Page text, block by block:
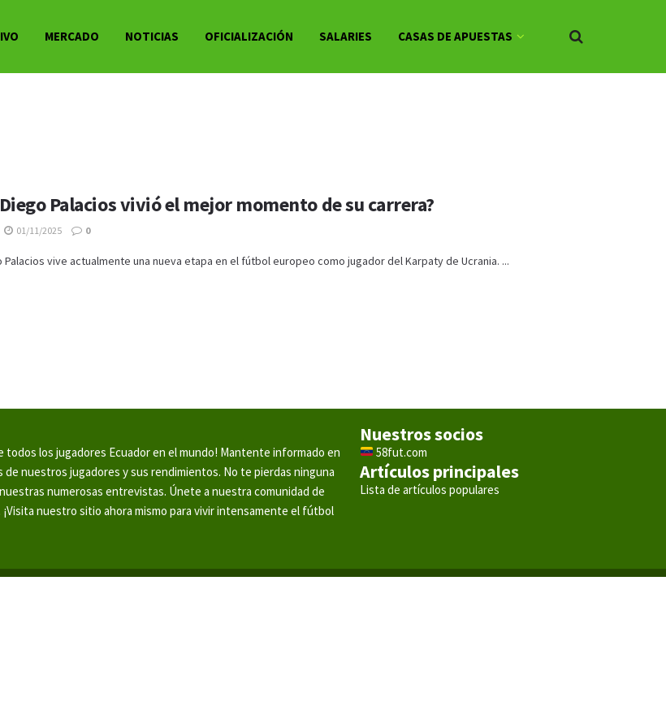
MERCADO NOTICIAS OFICIALIZACIÓN SALARIES CASAS DE APUESTAS
Palacios vivió el mejor momento de su carrera?
01/11/2025 0
Palacios vive actualmente una nueva etapa en el fútbol europeo como jugador del Karpaty de Ucrania. ...
los jugadores Ecuador en el mundo! Mantente informado en
nuestros jugadores y sus rendimientos. No te pierdas ninguna
numerosas entrevistas. Únete a nuestra comunidad de
nuestro sitio ahora mismo para vivir intensamente el fútbol
Nuestros socios
58fut.com
Artículos principales
Lista de artículos populares